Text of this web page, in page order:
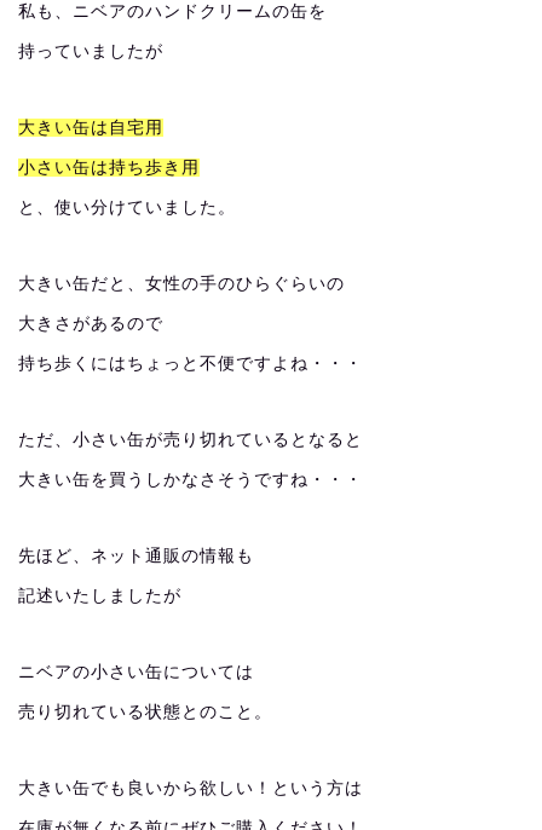
私も、ニベアのハンドクリームの缶を
持っていましたが
大きい缶は自宅用
小さい缶は持ち歩き用
と、使い分けていました。
大きい缶だと、女性の手のひらぐらいの
大きさがあるので
持ち歩くにはちょっと不便ですよね・・・
ただ、小さい缶が売り切れているとなると
大きい缶を買うしかなさそうですね・・・
先ほど、ネット通販の情報も
記述いたしましたが
ニベアの小さい缶については
売り切れている状態とのこと。
大きい缶でも良いから欲しい！という方は